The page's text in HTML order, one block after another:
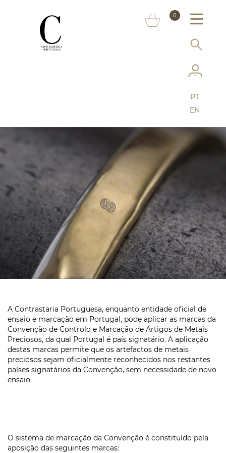
0
SERVIÇOS
MAIS CONTRASTARIA
FAQ
LOJA ONLINE
PT
EN
A Contrastaria Portuguesa, enquanto entidade oficial de
ensaio e marcação em Portugal, pode aplicar as marcas da
Convenção de Controlo e Marcação de Artigos de Metais
Preciosos, da qual Portugal é país signatário. A aplicação
destas marcas permite que os artefactos de metais
preciosos sejam oficialmente reconhecidos nos restantes
países signatários da Convenção, sem necessidade de novo
ensaio.
O sistema de marcação da Convenção é constituído pela
aposição das seguintes marcas: